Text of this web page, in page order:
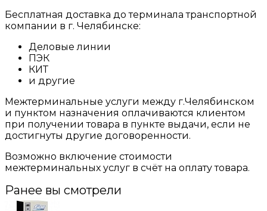
Бесплатная доставка до терминала транспортной
компании в г. Челябинске:
Деловые линии
ПЭК
КИТ
и другие
Межтерминальные услуги между г.Челябинском
и пунктом назначения оплачиваются клиентом
при получении товара в пункте выдачи, если не
достигнуты другие договоренности.
Возможно включение стоимости
межтерминальных услуг в счёт на оплату товара.
Ранее вы смотрели